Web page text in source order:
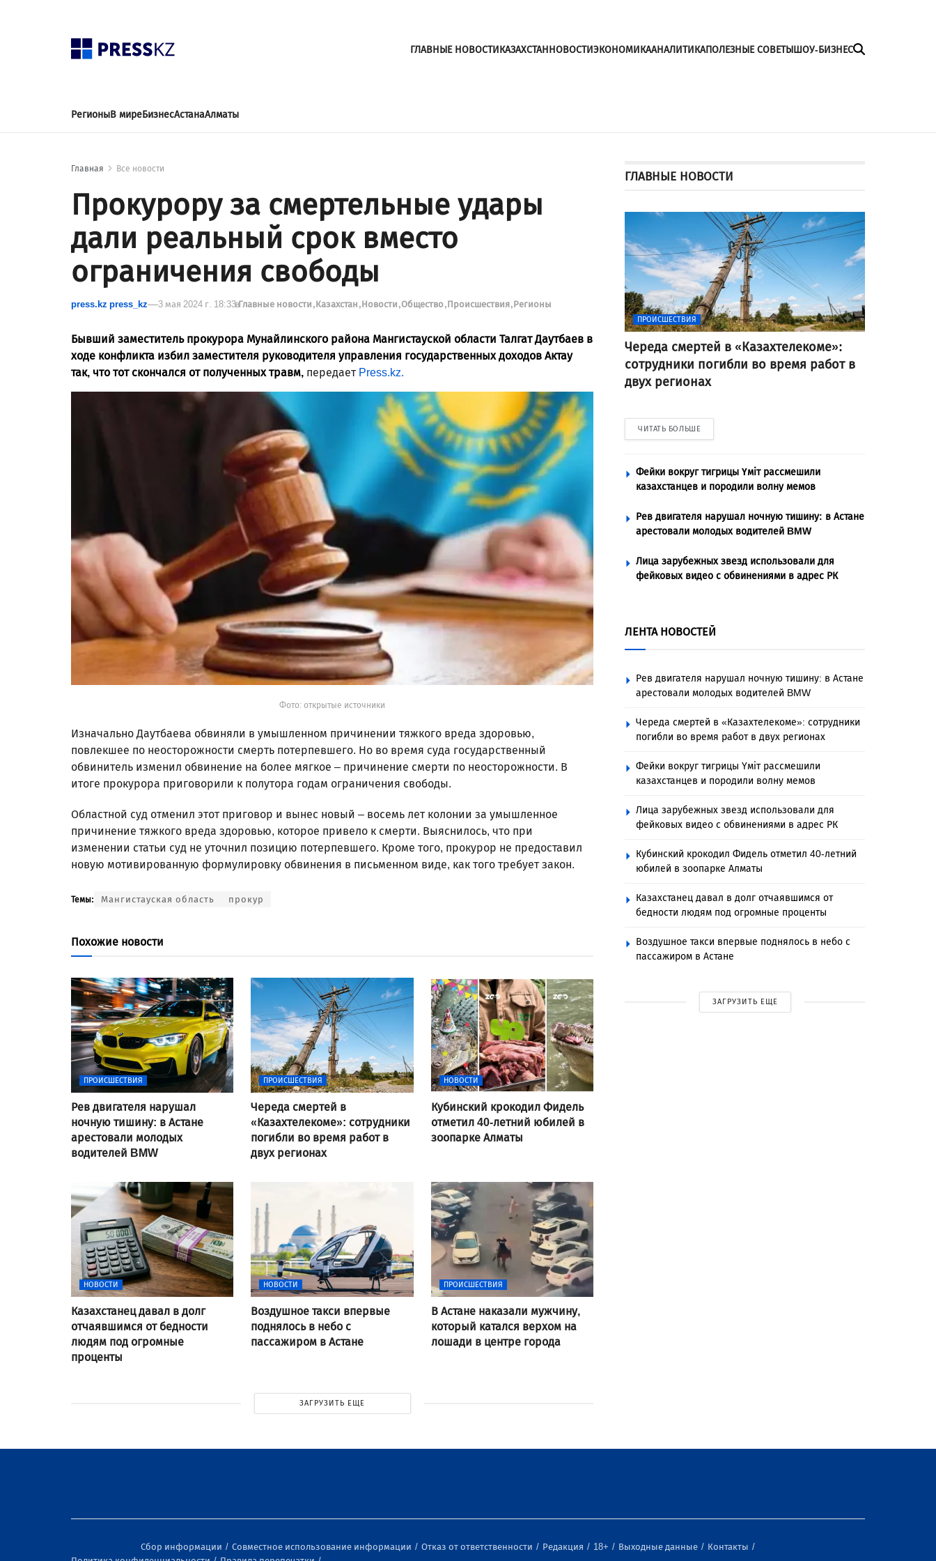
ГЛАВНЫЕ НОВОСТИКАЗАХСТАННОВОСТИЭКОНОМИКААНАЛИТИКАПОЛЕЗНЫЕ СОВЕТЫШОУ-БИЗНЕС
РегионыВ миреБизнесАстанаАлматы
Главная Все новости
Прокурору за смертельные удары
дали реальный срок вместо
ограничения свободы
press.kz press_kz 3 мая 2024 г. 18:33вГлавные новости Казахстан НовостиОбщество Происшествия Регионы
Бывший заместитель прокурора Мунайлинского района Мангистауской области Талгат Даутбаев в
ходе конфликта избил заместителя руководителя управления государственных доходов Актау
так, что тот скончался от полученных травм, передает Press.kz.
Фото: открытые источники
Изначально Даутбаева обвиняли в умышленном причинении тяжкого вреда здоровью,
повлекшее по неосторожности смерть потерпевшего. Но во время суда государственный
обвинитель изменил обвинение на более мягкое – причинение смерти по неосторожности. В
итоге прокурора приговорили к полутора годам ограничения свободы.
Областной суд отменил этот приговор и вынес новый – восемь лет колонии за умышленное
причинение тяжкого вреда здоровью, которое привело к смерти. Выяснилось, что при
изменении статьи суд не уточнил позицию потерпевшего. Кроме того, прокурор не предоставил
новую мотивированную формулировку обвинения в письменном виде, как того требует закон.
Темы: Мангистауская область прокур
Похожие новости
ПРОИСШЕСТВИЯ
Рев двигателя нарушал
ночную тишину: в Астане
арестовали молодых
водителей BMW
ПРОИСШЕСТВИЯ
Череда смертей в
«Казахтелекоме»: сотрудники
погибли во время работ в
двух регионах
НОВОСТИ
Кубинский крокодил Фидель
отметил 40-летний юбилей в
зоопарке Алматы
НОВОСТИ
Казахстанец давал в долг
отчаявшимся от бедности
людям под огромные
проценты
НОВОСТИ
Воздушное такси впервые
поднялось в небо с
пассажиром в Астане
ПРОИСШЕСТВИЯ
В Астане наказали мужчину,
который катался верхом на
лошади в центре города
ЗАГРУЗИТЬ ЕЩЕ
ГЛАВНЫЕ НОВОСТИ
ПРОИСШЕСТВИЯ
Череда смертей в «Казахтелекоме»:
сотрудники погибли во время работ в
двух регионах
ЧИТАТЬ БОЛЬШЕ
Фейки вокруг тигрицы Үміт рассмешили
казахстанцев и породили волну мемов
Рев двигателя нарушал ночную тишину: в Астане
арестовали молодых водителей BMW
Лица зарубежных звезд использовали для
фейковых видео с обвинениями в адрес РК
ЛЕНТА НОВОСТЕЙ
Рев двигателя нарушал ночную тишину: в Астане
арестовали молодых водителей BMW
Череда смертей в «Казахтелекоме»: сотрудники
погибли во время работ в двух регионах
Фейки вокруг тигрицы Үміт рассмешили
казахстанцев и породили волну мемов
Лица зарубежных звезд использовали для
фейковых видео с обвинениями в адрес РК
Кубинский крокодил Фидель отметил 40-летний
юбилей в зоопарке Алматы
Казахстанец давал в долг отчаявшимся от
бедности людям под огромные проценты
Воздушное такси впервые поднялось в небо с
пассажиром в Астане
ЗАГРУЗИТЬ ЕЩЕ
Сбор информации Совместное использование информации Отказ от ответственности Редакция 18+ Выходные данные
Контакты